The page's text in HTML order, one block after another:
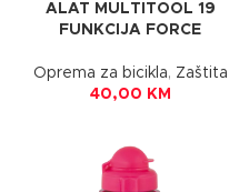
ALAT MULTITOOL 19
FUNKCIJA FORCE
Oprema za bicikla, Zaštita
40,00 KM